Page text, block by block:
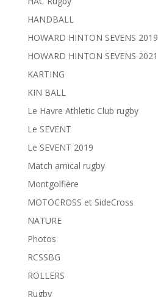
HANDBALL
HOWARD HINTON SEVENS 2019
HOWARD HINTON SEVENS 2021
KARTING
KIN BALL
Le Havre Athletic Club rugby
Le SEVENT
Le SEVENT 2019
Match amical rugby
Montgolfière
MOTOCROSS et SideCross
NATURE
Photos
RCSSBG
ROLLERS
Rugby